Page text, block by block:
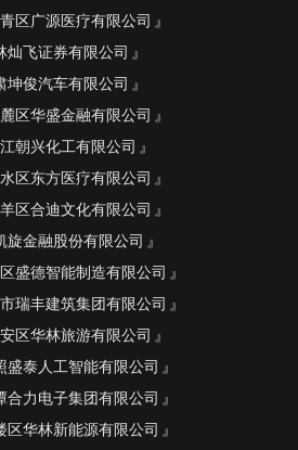
区广源医疗有限公司
灿飞证券有限公司
坤俊汽车有限公司
区华盛金融有限公司
朝兴化工有限公司
区东方医疗有限公司
区合迪文化有限公司
旋金融股份有限公司
盛德智能制造有限公司
瑞丰建筑集团有限公司
区华林旅游有限公司
盛泰人工智能有限公司
合力电子集团有限公司
区华林新能源有限公司